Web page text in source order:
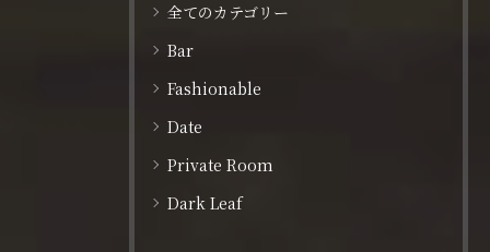
全てのカテゴリー
Bar
Fashionable
Date
Private Room
Dark Leaf